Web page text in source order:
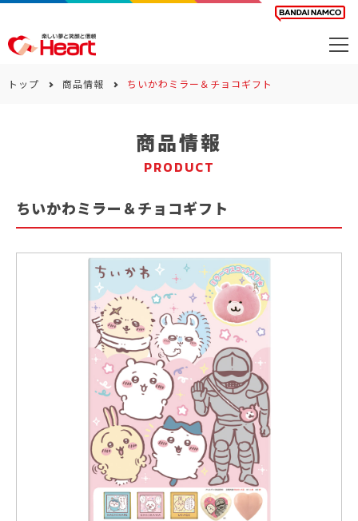
サステナビリティ
トップ 商品情報 ちいかわミラー＆チョコギフト
商品情報
PRODUCT
ちいかわミラー＆チョコギフト